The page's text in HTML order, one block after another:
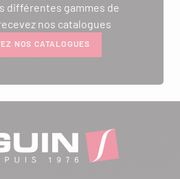
différentes gammes de
nos catalogues
NOS CATALOGUES